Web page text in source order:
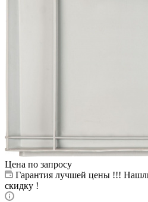
Цена по запросу
Гарантия лучшей цены !!!
скидку !